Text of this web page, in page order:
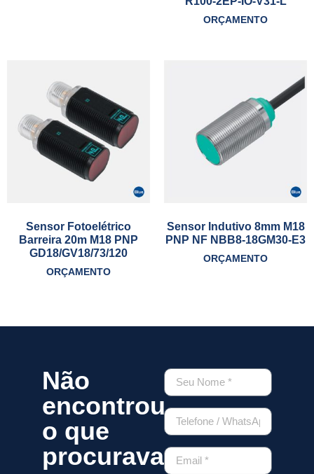
ORÇAMENTO
Sensor Fotoelétrico
Barreira 20m M18 PNP
GD18/GV18/73/120
ORÇAMENTO
Sensor Indutivo 8mm M18
PNP NF NBB8-18GM30-E3
ORÇAMENTO
Não
encontrou
o que
procurava?